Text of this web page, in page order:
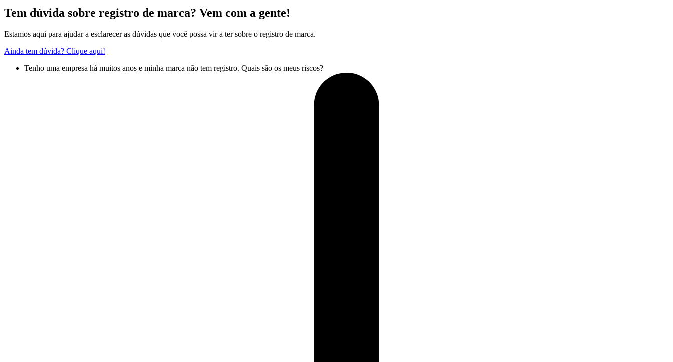
Tem dúvida sobre registro de marca? Vem com a gente!
Estamos aqui para ajudar a esclarecer as dúvidas que você possa vir a ter sobre o registro de marca.
Ainda tem dúvida? Clique aqui!
Tenho uma empresa há muitos anos e minha marca não tem registro. Quais são os meus riscos?